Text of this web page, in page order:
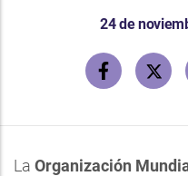
24 de
La Organización